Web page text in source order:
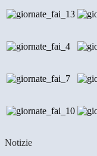
Notizie